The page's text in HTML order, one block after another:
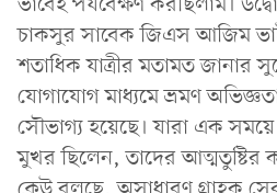
চাকসুর সাবেক জিএস আজিম
শতাধিক যাত্রীর মতামত জানার
যোগাযোগ মাধ্যমে ভ্রমণ
সৌভাগ্য হয়েছে। যারা এক
মুখর ছিলেন, তাদের আত্মতুষ্টির